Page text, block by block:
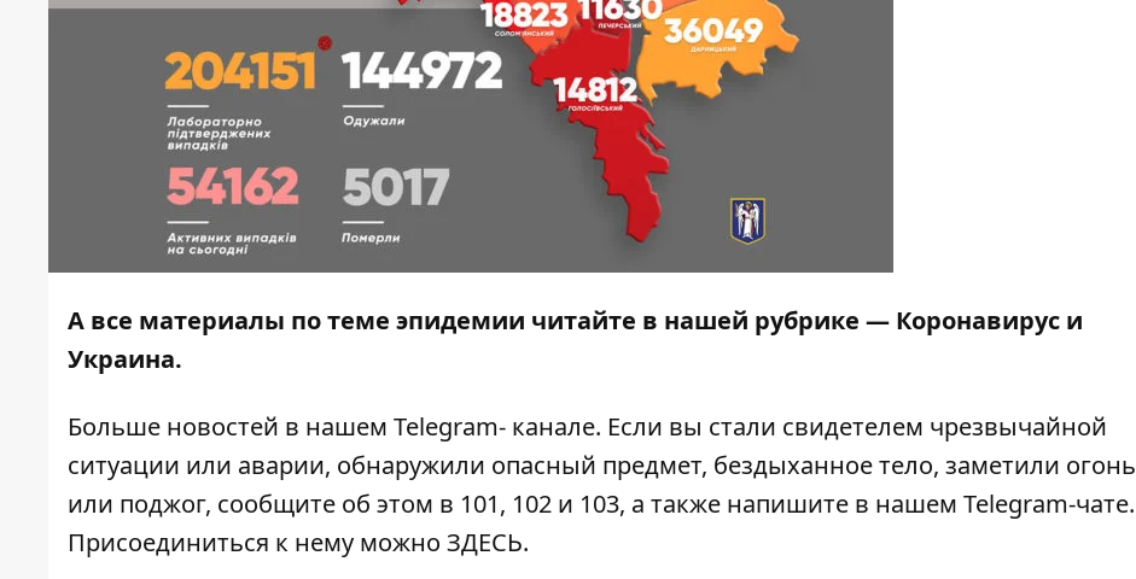
А все материалы по теме эпидемии читайте в нашей рубрике — Коронавирус и
Украина.
Больше новостей в нашем Telegram- канале. Если вы стали свидетелем чрезвычайной
ситуации или аварии, обнаружили опасный предмет, бездыханное тело, заметили огонь
или поджог, сообщите об этом в 101, 102 и 103, а также напишите в нашем Telegram-чате.
Присоединиться к нему можно ЗДЕСЬ.